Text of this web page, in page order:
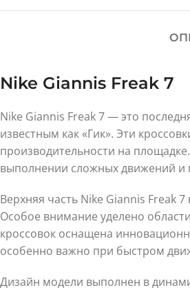
Nike Giannis Freak 7
Nike Giannis Freak 7 — это
известным как «Гик». Эти
производительности на
выполнении сложных движений и
Верхняя часть Nike Giannis
Особое внимание уделено
кроссовок оснащена
особенно важно при быстром
Дизайн модели выполнен в